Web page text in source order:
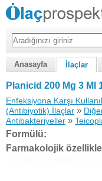
Anasayfa İlaçlar
Planicid 200 Mg 3 Ml
Enfeksiyona Karşı
(Antibiyotik) İlaçlar »
Antibakteriyeller »
Formülü:
Farmakolojik